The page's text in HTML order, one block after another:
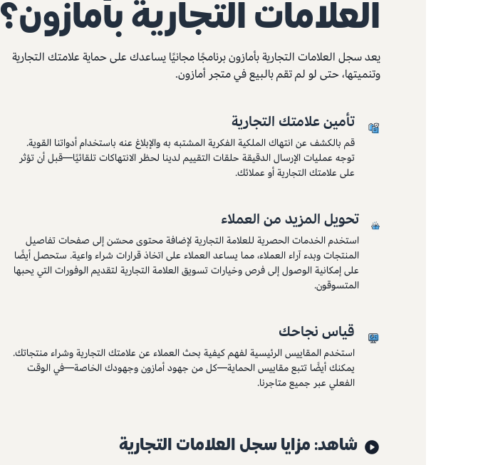
العلامات التجارية بأمازون؟
يعد سجل العلامات التجارية بأمازون برنامجًا مجانيًا يساعدك على حماية علامتك التجارية
وتنميتها، حتى لو لم تقم بالبيع في متجر أمازون.
تأمين علامتك التجارية
قم بالكشف عن انتهاك الملكية الفكرية المشتبه به والإبلاغ عنه باستخدام أدواتنا القوية.
توجه عمليات الإرسال الدقيقة حلقات التقييم لدينا لحظر الانتهاكات تلقائيًا—قبل أن تؤثر
على علامتك التجارية أو عملائك.
تحويل المزيد من العملاء
استخدم الخدمات الحصرية للعلامة التجارية لإضافة محتوى محسّن إلى صفحات تفاصيل
المنتجات وبدء آراء العملاء، مما يساعد العملاء على اتخاذ قرارات شراء واعية. ستحصل أيضًا
على إمكانية الوصول إلى فرص وخيارات تسويق العلامة التجارية لتقديم الوفورات التي يحبها
المتسوقون.
قياس نجاحك
استخدم المقاييس الرئيسية لفهم كيفية بحث العملاء عن علامتك التجارية وشراء منتجاتك.
يمكنك أيضًا تتبع مقاييس الحماية—كل من جهود أمازون وجهودك الخاصة—في الوقت
الفعلي عبر جميع متاجرنا.
شاهد: مزايا سجل العلامات التجارية